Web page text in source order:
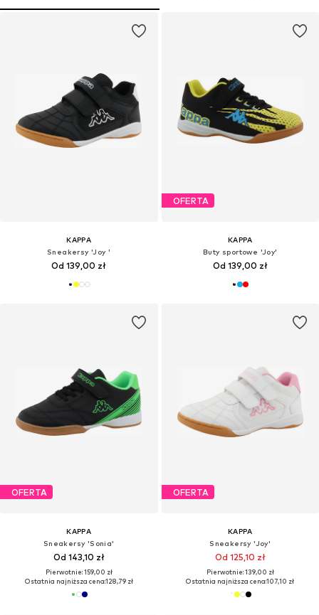
KAPPA
Sneakersy 'Joy '
Od 139,00 zł
OFERTA
KAPPA
Buty sportowe 'Joy'
Od 139,00 zł
OFERTA
KAPPA
Sneakersy 'Sonia'
Od 143,10 zł
Pierwotnie: 159,00 zł
Ostatnia najniższa cena:128,79 zł
OFERTA
KAPPA
Sneakersy 'Joy'
Od 125,10 zł
Pierwotnie: 139,00 zł
Ostatnia najniższa cena:107,10 zł